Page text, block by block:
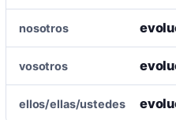
nosotros
vosotros
ellos/ellas/ustedes